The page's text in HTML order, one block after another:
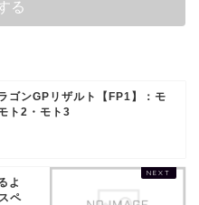
ゴンGPリザルト【FP1】：モ
ト2・モト3
よ
ペ